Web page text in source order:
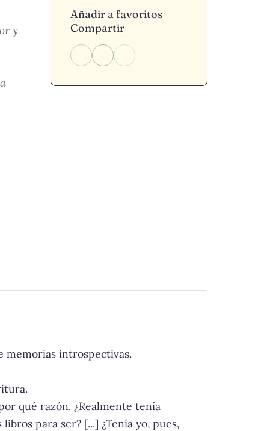
y
Añadir a favoritos
Compartir
memorias introspectivas.
qué razón. ¿Realmente tenía
para ser? [...] ¿Tenía yo, pues,